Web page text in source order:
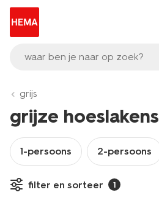
waar ben je naar op zoek?
grijs
grijze hoeslakens
1-persoons 2-persoons
filter en sorteer 1